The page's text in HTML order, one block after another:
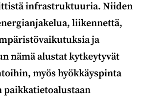
infrastruktuuria. Niiden
liikennettä,
ja
nämä alustat kytkeytyvät
myös hyökkäyspinta
paikkatietoalustaan